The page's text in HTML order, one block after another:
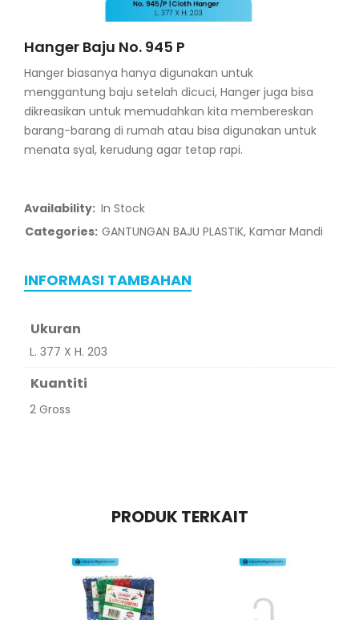
Hanger Baju No. 945 P
Hanger biasanya hanya digunakan untuk
menggantung baju setelah dicuci, Hanger juga bisa
dikreasikan untuk memudahkan kita membereskan
barang-barang di rumah atau bisa digunakan untuk
menata syal, kerudung agar tetap rapi.
Availability: In Stock
Categories: GANTUNGAN BAJU PLASTIK, Kamar Mandi
INFORMASI TAMBAHAN
Ukuran
L. 377 X H. 203
Kuantiti
2 Gross
PRODUK TERKAIT